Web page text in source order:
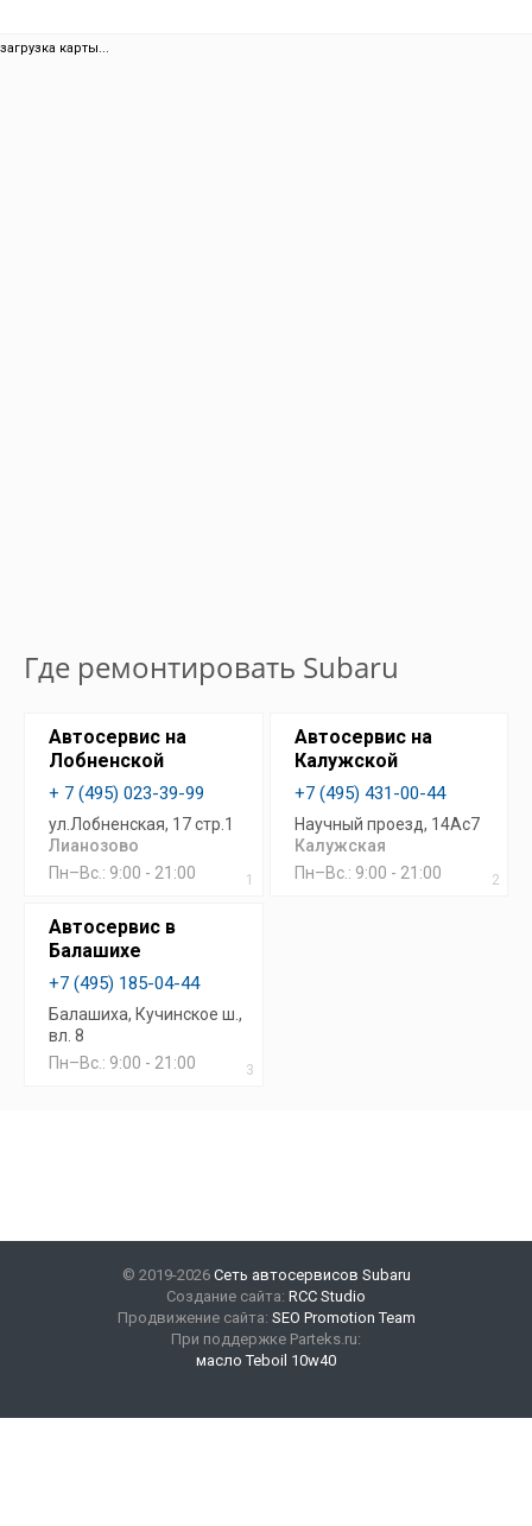
загрузка карты...
Где ремонтировать Subaru
1
Автосервис на
Лобненской
+ 7 (495) 023-39-99
ул.Лобненская, 17 стр.1
Лианозово
Пн–Вс.: 9:00 - 21:00
2
Автосервис на
Калужской
+7 (495) 431-00-44
Научный проезд, 14Ас7
Калужская
Пн–Вс.: 9:00 - 21:00
3
Автосервис в
Балашихе
+7 (495) 185-04-44
Балашиха, Кучинское ш.,
вл. 8
Пн–Вс.: 9:00 - 21:00
© 2019-2026 Сеть автосервисов Subaru
Создание сайта: RCC Studio
Продвижение сайта: SEO Promotion Team
При поддержке Parteks.ru:
масло Teboil 10w40